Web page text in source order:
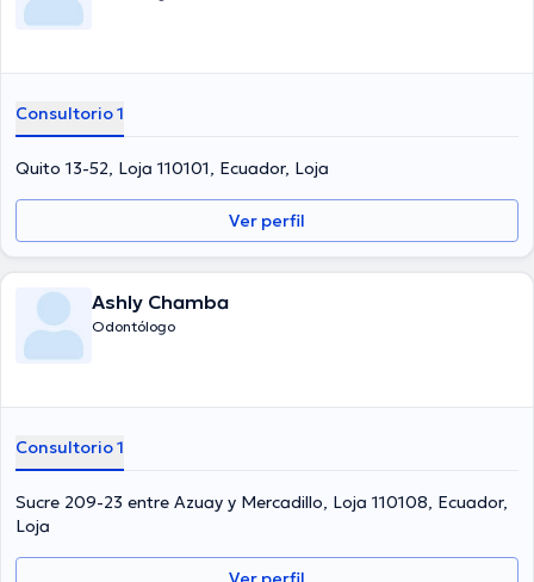
Consultorio 1
Quito 13-52, Loja 110101, Ecuador, Loja
Ver perfil
Ashly Chamba
Odontólogo
Consultorio 1
Sucre 209-23 entre Azuay y Mercadillo, Loja 110108, Ecuador,
Loja